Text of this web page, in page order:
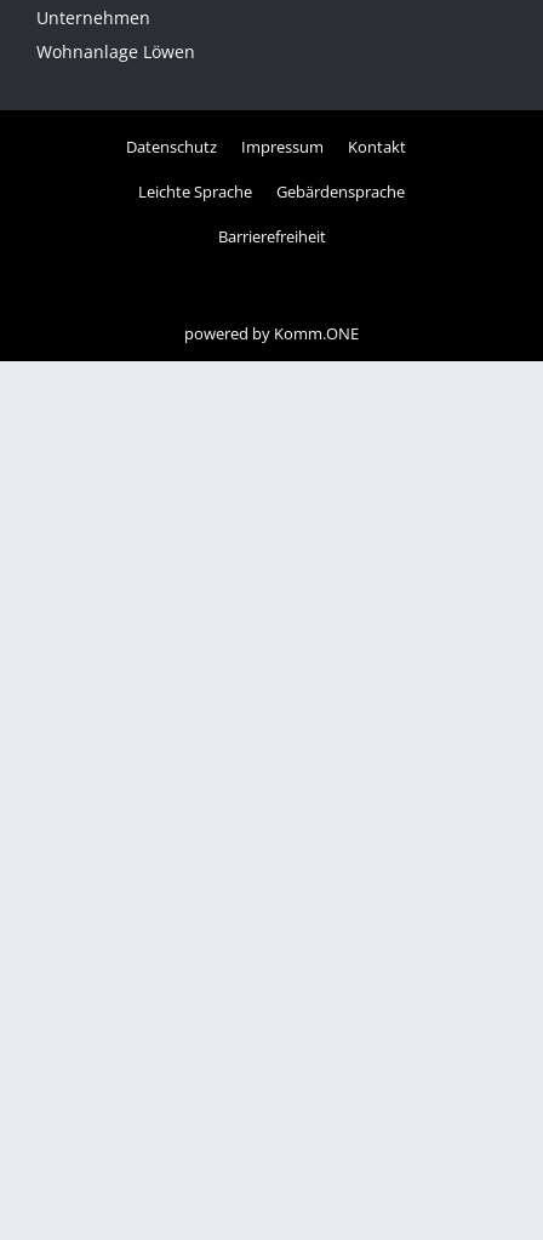
Unternehmen
Wohnanlage Löwen
Datenschutz Impressum Kontakt
Leichte Sprache Gebärdensprache
Barrierefreiheit
powered by Komm.ONE